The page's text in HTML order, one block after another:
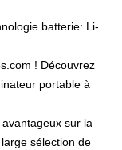
batterie: Li-
! Découvrez
portable à
sur la
sélection de